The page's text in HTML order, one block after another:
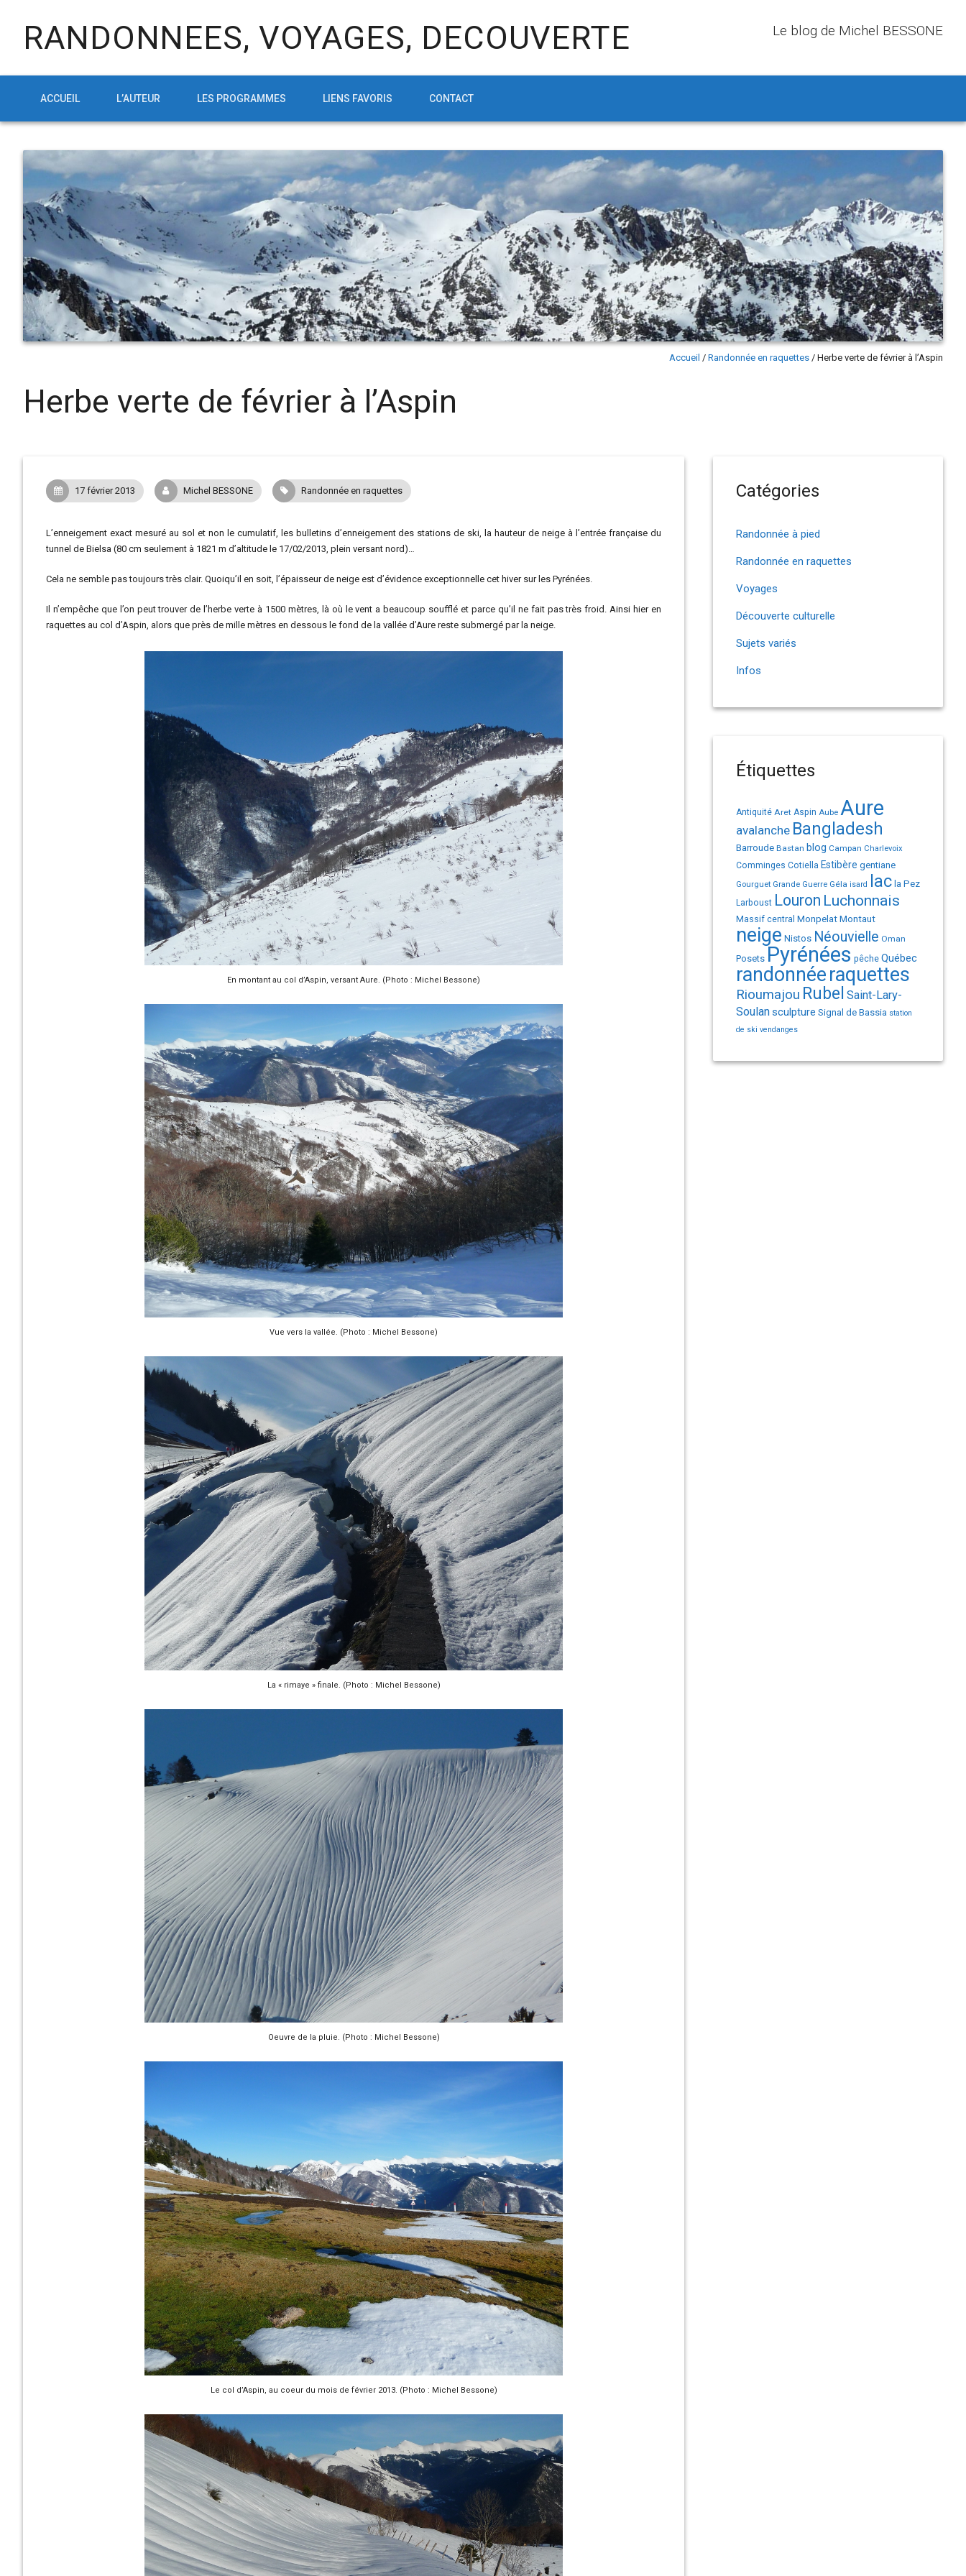
RANDONNEES, VOYAGES, DECOUVERTE Le blog de Michel BESSONE
ACCUEIL L’AUTEUR LES PROGRAMMES LIENS FAVORIS CONTACT
Accueil / Randonnée en raquettes / Herbe verte de février à l’Aspin
Herbe verte de février à l’Aspin
17 février 2013 Michel BESSONE Randonnée en raquettes
L’enneigement exact mesuré au sol et non le cumulatif, les bulletins d’enneigement des stations de ski, la hauteur de neige à l’entrée française du
tunnel de Bielsa (80 cm seulement à 1821 m d’altitude le 17/02/2013, plein versant nord)…
Cela ne semble pas toujours très clair. Quoiqu’il en soit, l’épaisseur de neige est d’évidence exceptionnelle cet hiver sur les Pyrénées.
Il n’empêche que l’on peut trouver de l’herbe verte à 1500 mètres, là où le vent a beaucoup soufflé et parce qu’il ne fait pas très froid. Ainsi hier en
raquettes au col d’Aspin, alors que près de mille mètres en dessous le fond de la vallée d’Aure reste submergé par la neige.
En montant au col d’Aspin, versant Aure. (Photo : Michel Bessone)
Vue vers la vallée. (Photo : Michel Bessone)
La « rimaye » finale. (Photo : Michel Bessone)
Oeuvre de la pluie. (Photo : Michel Bessone)
Le col d’Aspin, au coeur du mois de février 2013. (Photo : Michel Bessone)
Catégories
Randonnée à pied
Randonnée en raquettes
Voyages
Découverte culturelle
Sujets variés
Infos
Étiquettes
Antiquité Aret Aspin Aube Aure
avalanche Bangladesh
Barroude Bastan blog Campan Charlevoix
Comminges Cotiella Estibère gentiane
Gourguet Grande Guerre Géla isard lac la Pez
Larboust Louron Luchonnais
Massif central MonpelatMontaut
neige Nistos Néouvielle Oman
Posets Pyrénées pêche Québec
randonnéeraquettes
Rioumajou Rubel Saint-Lary-
Soulansculpture Signal de Bassia station
de ski vendanges